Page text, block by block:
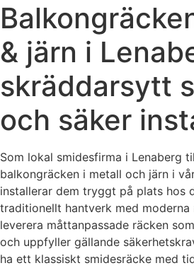
& järn i
skräddarsytt
och säker
Som lokal smidesfirma i Lenaberg
balkongräcken i metall och järn i
installerar dem tryggt på plats hos
traditionellt hantverk med
leverera måttanpassade räcken
och uppfyller gällande
ha ett klassiskt smidesräcke med